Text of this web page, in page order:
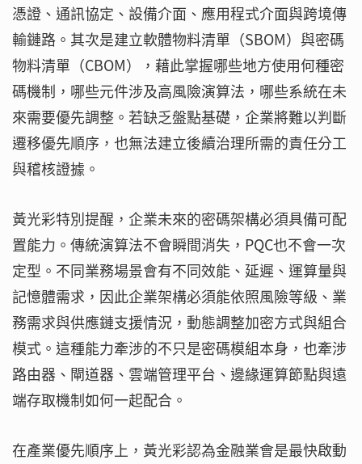
憑證、通訊協定、設備介面、應用程式介面與跨境傳
輸鏈路。其次是建立軟體物料清單（SBOM）與密碼
物料清單（CBOM），藉此掌握哪些地方使用何種密
碼機制，哪些元件涉及高風險演算法，哪些系統在未
來需要優先調整。若缺乏盤點基礎，企業將難以判斷
遷移優先順序，也無法建立後續治理所需的責任分工
與稽核證據。
黃光彩特別提醒，企業未來的密碼架構必須具備可配
置能力。傳統演算法不會瞬間消失，PQC也不會一次
定型。不同業務場景會有不同效能、延遲、運算量與
記憶體需求，因此企業架構必須能依照風險等級、業
務需求與供應鏈支援情況，動態調整加密方式與組合
模式。這種能力牽涉的不只是密碼模組本身，也牽涉
路由器、閘道器、雲端管理平台、邊緣運算節點與遠
端存取機制如何一起配合。
在產業優先順序上，黃光彩認為金融業會是最快啟動